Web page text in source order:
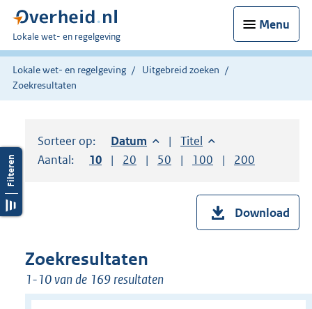
Menu
U
bent
hier:
Lokale wet- en regelgeving
Lokale wet- en regelgeving
Uitgebreid zoeken
Zoekresultaten
Sorteer op: Sorteer op:
Datum aflopendSorteer op:
Titel oplopend
Aantal:
Toon
10 resultaten per pagina
Toon
20 resultaten per pagina
Toon
50 resultaten per pagina
Toon
100 resultaten per
Toon
200
Download
Zoekresultaten
1-10 van de 169 resultaten